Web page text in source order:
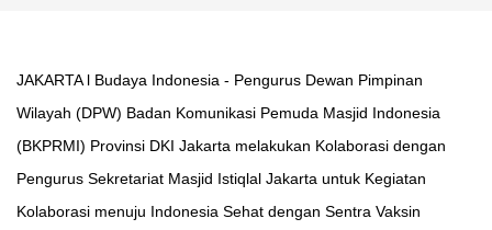
JAKARTA l Budaya Indonesia - Pengurus Dewan Pimpinan
Wilayah (DPW) Badan Komunikasi Pemuda Masjid Indonesia
(BKPRMI) Provinsi DKI Jakarta melakukan Kolaborasi dengan
Pengurus Sekretariat Masjid Istiqlal Jakarta untuk Kegiatan
Kolaborasi menuju Indonesia Sehat dengan Sentra Vaksin